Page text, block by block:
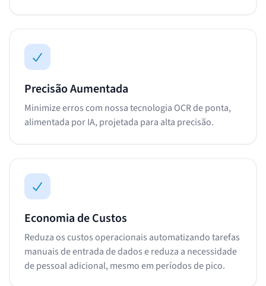
Precisão Aumentada
Minimize erros com nossa tecnologia OCR de ponta,
alimentada por IA, projetada para alta precisão.
Economia de Custos
Reduza os custos operacionais automatizando tarefas
manuais de entrada de dados e reduza a necessidade
de pessoal adicional, mesmo em períodos de pico.